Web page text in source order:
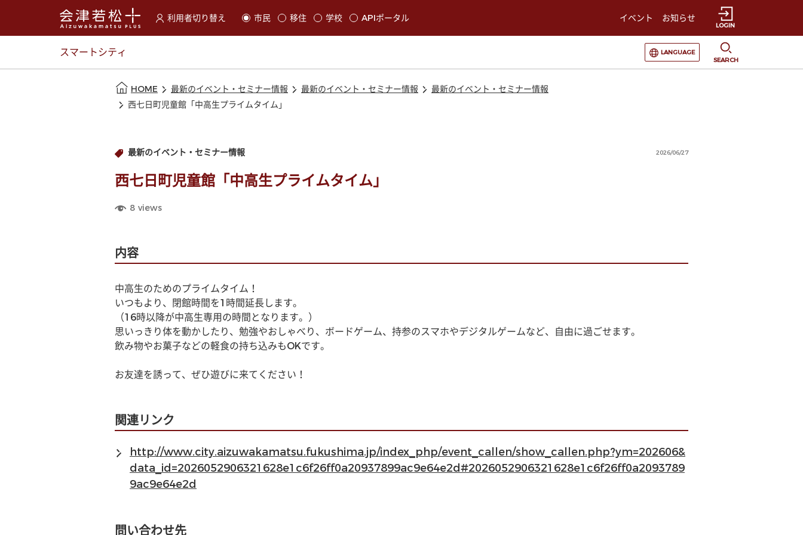
利用者切り替え
選択すると利用者の切替が発生します
市民 移住 学校 APIポータル イベント お知らせ
LOGIN
スマートシティ
選択すると言語の切替が発生します
LANGUAGE
SEARCH
HOME 最新のイベント・セミナー情報 最新のイベント・セミナー情報
最新のイベント・セミナー情報
西七日町児童館「中高生プライムタイム」
最新のイベント・セミナー情報 2026/06/27
西七日町児童館「中高生プライムタイム」
8 views
内容
中高生のためのプライムタイム！
いつもより、閉館時間を1時間延長します。
（16時以降が中高生専用の時間となります。）
思いっきり体を動かしたり、勉強やおしゃべり、ボードゲーム、持参のスマホやデジタルゲームなど、自由に過ごせます。
飲み物やお菓子などの軽食の持ち込みもOKです。
お友達を誘って、ぜひ遊びに来てください！
関連リンク
http://www.city.aizuwakamatsu.fukushima.jp/index_php/event_callen/show_callen.php?ym=202606&
data_id=2026052906321628e1c6f26ff0a20937899ac9e64e2d#2026052906321628e1c6f26ff0a2093789
9ac9e64e2d
問い合わせ先